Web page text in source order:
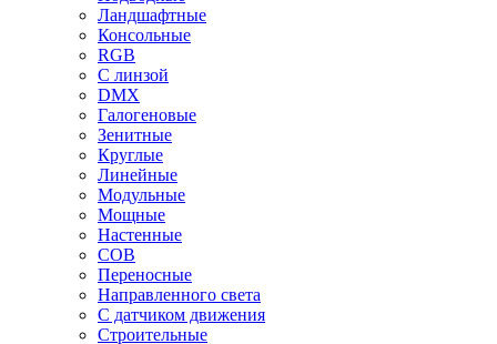
Ландшафтные
Консольные
RGB
С линзой
DMX
Галогеновые
Зенитные
Круглые
Линейные
Модульные
Мощные
Настенные
COB
Переносные
Направленного света
С датчиком движения
Строительные